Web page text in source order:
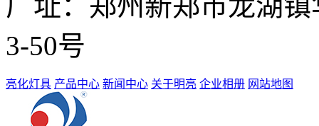
3-50号
亮化灯具 产品中心 新闻中心 关于明亮 企业相册 网站地图